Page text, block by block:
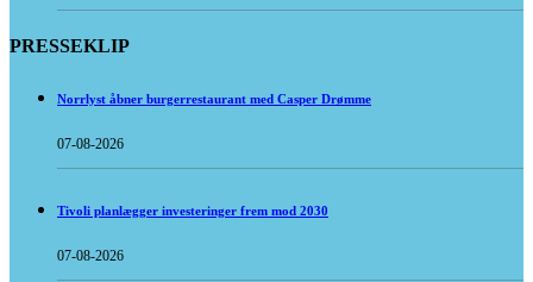
PRESSEKLIP
Norrlyst åbner burgerrestaurant med Casper Drømme
07-08-2026
Tivoli planlægger investeringer frem mod 2030
07-08-2026